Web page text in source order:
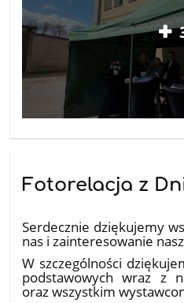
Fotorelacja z
Serdecznie dziękujemy
nas i zainteresowanie
W szczególności
podstawowych wraz z
oraz wszystkim